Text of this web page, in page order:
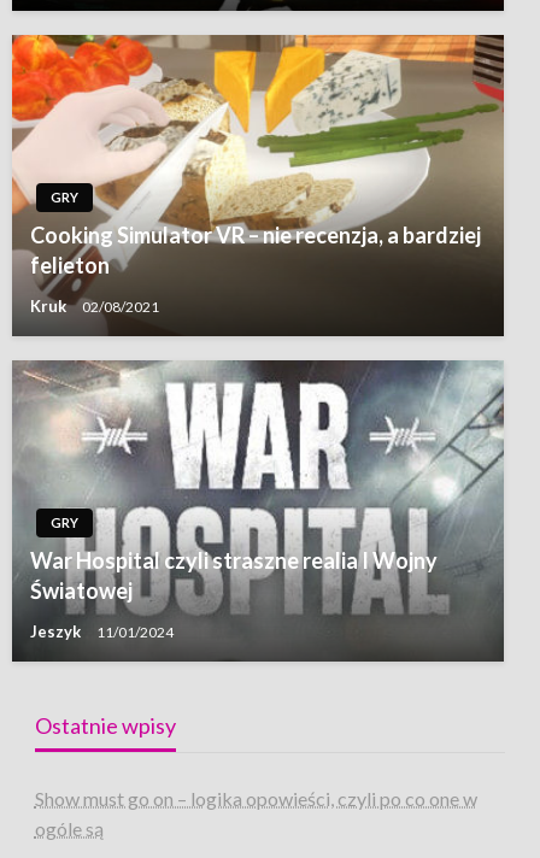
GRY
Cooking Simulator VR – nie recenzja, a bardziej
felieton
Kruk 02/08/2021
GRY
War Hospital czyli straszne realia I Wojny
Światowej
Jeszyk 11/01/2024
Ostatnie wpisy
Show must go on – logika opowieści, czyli po co one w
ogóle są